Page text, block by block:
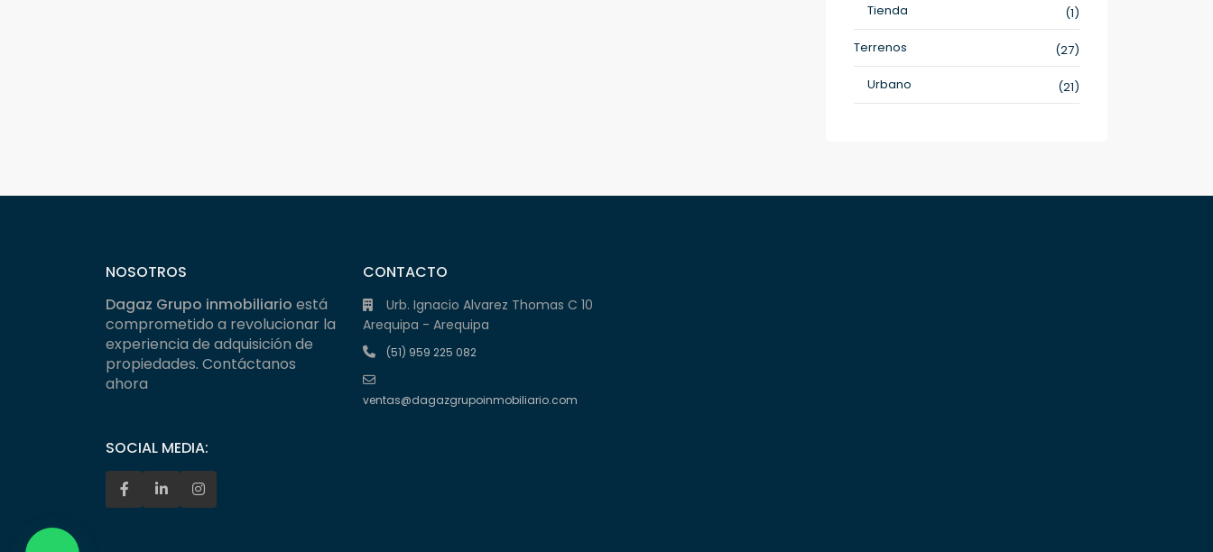
Tienda
(1)
Terrenos
(27)
Urbano
(21)
NOSOTROS
Dagaz Grupo inmobiliario está
comprometido a revolucionar la
experiencia de adquisición de
propiedades. Contáctanos
ahora
SOCIAL MEDIA:
CONTACTO
Urb. Ignacio Alvarez Thomas C 10
Arequipa - Arequipa
(51) 959 225 082
ventas@dagazgrupoinmobiliario.com